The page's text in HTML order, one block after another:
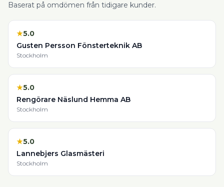
Baserat på omdömen från tidigare kunder.
★5.0
Gusten Persson Fönsterteknik AB
Stockholm
★5.0
Rengörare Näslund Hemma AB
Stockholm
★5.0
Lannebjers Glasmästeri
Stockholm